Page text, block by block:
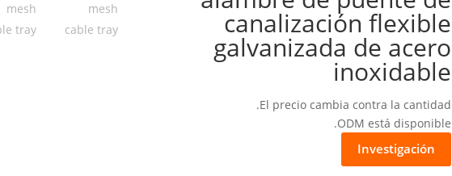
canalización flexible
galvanizada de acero
inoxidable
El precio cambia contra la cantidad.
ODM está disponible.
Investigación